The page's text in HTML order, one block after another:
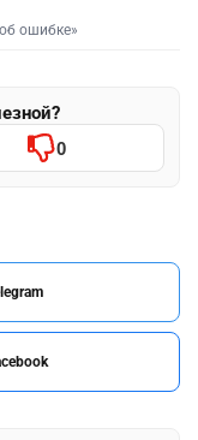
ошибке»
0